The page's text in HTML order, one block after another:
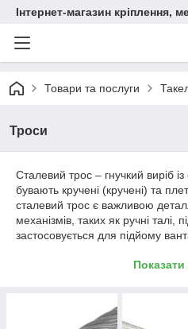
Інтернет-магазин кріплення,
Товари та послуги
Троси
Сталевий трос – гнучкий виріб
бувають кручені (кручені) та
сталевий трос є важливою
механізмів, таких як ручні талі,
застосовується для підйому
дріт при виготовленні згодом
надійне кріплення між
Показати